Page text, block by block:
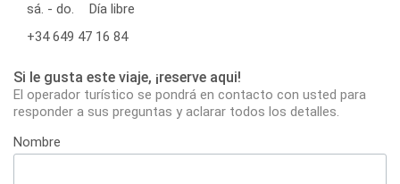
sá. - do.
Día libre
+34 649 47 16 84
Si le gusta este viaje, ¡reserve aqui!
El operador turístico se pondrá en contacto con usted para
responder a sus preguntas y aclarar todos los detalles.
Nombre